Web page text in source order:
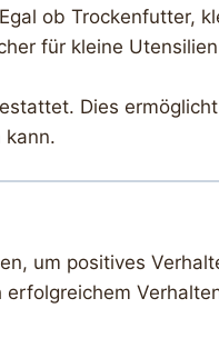
ob Trockenfutter,
für kleine
Dies
kann.
um positives